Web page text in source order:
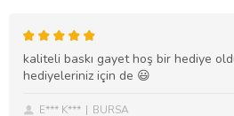
kaliteli baskı gayet hoş bir hediye
hediyeleriniz için de 😃
E*** K*** BURSA